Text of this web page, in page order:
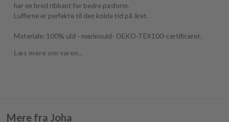
har en bred ribkant for bedre pasform.
Lufferne er perfekte til den kolde tid på året.
Materiale: 100% uld - merinould- OEKO-TEX100-certificeret.
Læs mere om varen...
Mere fra Joha